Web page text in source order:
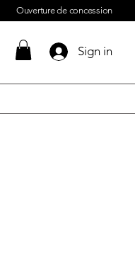
Ouverture de concession
Sign in